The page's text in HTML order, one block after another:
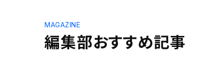
編集部おすすめ記事
MAGAZINE